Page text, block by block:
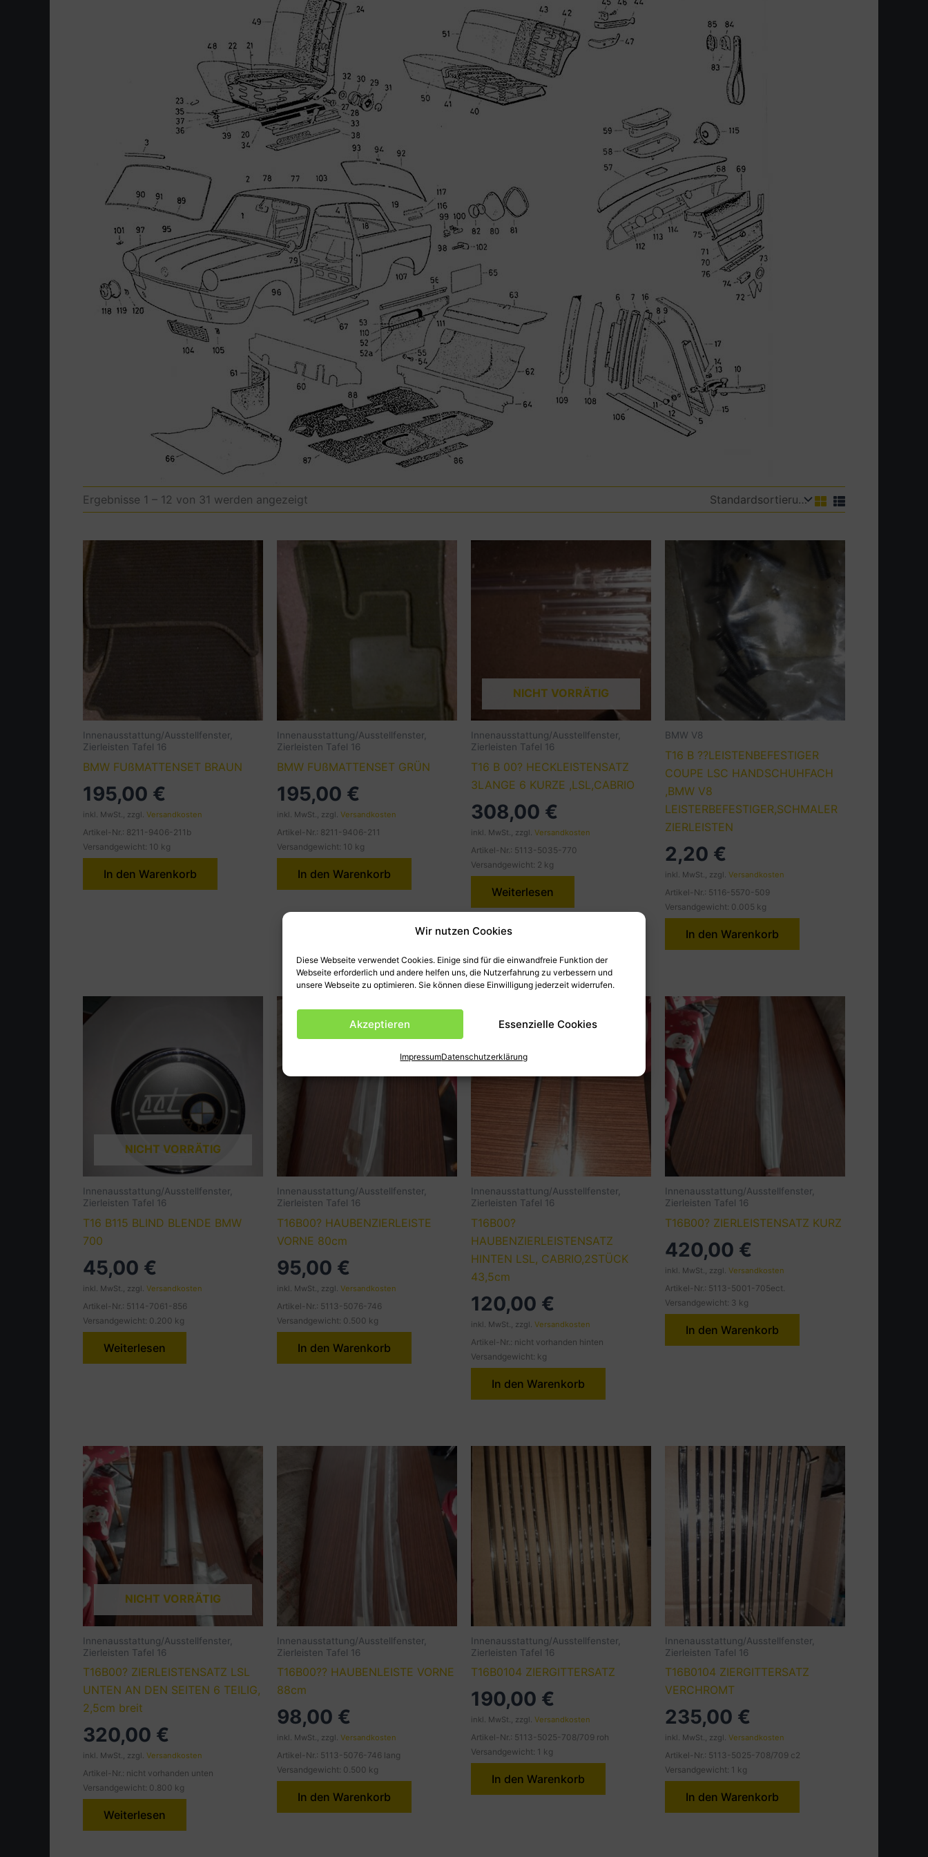
Wir nutzen Cookies
Diese Webseite verwendet Cookies. Einige sind für die einwandfreie Funktion der
Webseite erforderlich und andere helfen uns, die Nutzerfahrung zu verbessern und
unsere Webseite zu optimieren. Sie können diese Einwilligung jederzeit widerrufen.
Akzeptieren Essenzielle Cookies
ImpressumDatenschutzerklärung
Ergebnisse 1 – 12 von 31 werden angezeigt
Innenausstattung/Ausstellfenster,
Zierleisten Tafel 16
BMW FUßMATTENSET BRAUN
195,00 €
inkl. MwSt., zzgl. Versandkosten
Artikel-Nr.: 8211-9406-211b
Versandgewicht: 10 kg
In den Warenkorb
Innenausstattung/Ausstellfenster,
Zierleisten Tafel 16
BMW FUßMATTENSET GRÜN
195,00 €
inkl. MwSt., zzgl. Versandkosten
Artikel-Nr.: 8211-9406-211
Versandgewicht: 10 kg
In den Warenkorb
NICHT VORRÄTIG
Innenausstattung/Ausstellfenster,
Zierleisten Tafel 16
T16 B 00? HECKLEISTENSATZ
3LANGE 6 KURZE ,LSL,CABRIO
308,00 €
inkl. MwSt., zzgl. Versandkosten
Artikel-Nr.: 5113-5035-770
Versandgewicht: 2 kg
Weiterlesen
BMW V8
T16 B ??LEISTENBEFESTIGER
COUPE LSC HANDSCHUHFACH
,BMW V8
LEISTERBEFESTIGER,SCHMALER
ZIERLEISTEN
2,20 €
inkl. MwSt., zzgl. Versandkosten
Artikel-Nr.: 5116-5570-509
Versandgewicht: 0.005 kg
In den Warenkorb
NICHT VORRÄTIG
Innenausstattung/Ausstellfenster,
Zierleisten Tafel 16
T16 B115 BLIND BLENDE BMW
700
45,00 €
inkl. MwSt., zzgl. Versandkosten
Artikel-Nr.: 5114-7061-856
Versandgewicht: 0.200 kg
Weiterlesen
Innenausstattung/Ausstellfenster,
Zierleisten Tafel 16
T16B00? HAUBENZIERLEISTE
VORNE 80cm
95,00 €
inkl. MwSt., zzgl. Versandkosten
Artikel-Nr.: 5113-5076-746
Versandgewicht: 0.500 kg
In den Warenkorb
Innenausstattung/Ausstellfenster,
Zierleisten Tafel 16
T16B00?
HAUBENZIERLEISTENSATZ
HINTEN LSL, CABRIO,2STÜCK
43,5cm
120,00 €
inkl. MwSt., zzgl. Versandkosten
Artikel-Nr.: nicht vorhanden hinten
Versandgewicht: kg
In den Warenkorb
Innenausstattung/Ausstellfenster,
Zierleisten Tafel 16
T16B00? ZIERLEISTENSATZ KURZ
420,00 €
inkl. MwSt., zzgl. Versandkosten
Artikel-Nr.: 5113-5001-705ect.
Versandgewicht: 3 kg
In den Warenkorb
NICHT VORRÄTIG
Innenausstattung/Ausstellfenster,
Zierleisten Tafel 16
T16B00? ZIERLEISTENSATZ LSL
UNTEN AN DEN SEITEN 6 TEILIG,
2,5cm breit
320,00 €
inkl. MwSt., zzgl. Versandkosten
Artikel-Nr.: nicht vorhanden unten
Versandgewicht: 0.800 kg
Weiterlesen
Innenausstattung/Ausstellfenster,
Zierleisten Tafel 16
T16B00?? HAUBENLEISTE VORNE
88cm
98,00 €
inkl. MwSt., zzgl. Versandkosten
Artikel-Nr.: 5113-5076-746 lang
Versandgewicht: 0.500 kg
In den Warenkorb
Innenausstattung/Ausstellfenster,
Zierleisten Tafel 16
T16B0104 ZIERGITTERSATZ
190,00 €
inkl. MwSt., zzgl. Versandkosten
Artikel-Nr.: 5113-5025-708/709 roh
Versandgewicht: 1 kg
In den Warenkorb
Innenausstattung/Ausstellfenster,
Zierleisten Tafel 16
T16B0104 ZIERGITTERSATZ
VERCHROMT
235,00 €
inkl. MwSt., zzgl. Versandkosten
Artikel-Nr.: 5113-5025-708/709 c2
Versandgewicht: 1 kg
In den Warenkorb